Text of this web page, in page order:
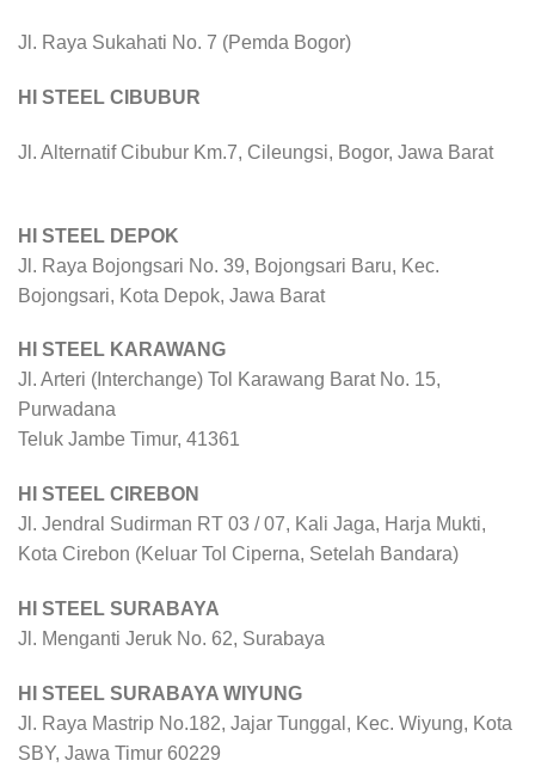
Jl. Raya Sukahati No. 7 (Pemda Bogor)
HI STEEL CIBUBUR
Jl. Alternatif Cibubur Km.7, Cileungsi, Bogor, Jawa Barat
HI STEEL DEPOK
Jl. Raya Bojongsari No. 39, Bojongsari Baru, Kec.
Bojongsari, Kota Depok, Jawa Barat
HI STEEL KARAWANG
Jl. Arteri (Interchange) Tol Karawang Barat No. 15,
Purwadana
Teluk Jambe Timur, 41361
HI STEEL CIREBON
Jl. Jendral Sudirman RT 03 / 07, Kali Jaga, Harja Mukti,
Kota Cirebon (Keluar Tol Ciperna, Setelah Bandara)
HI STEEL SURABAYA
Jl. Menganti Jeruk No. 62, Surabaya
HI STEEL SURABAYA WIYUNG
Jl. Raya Mastrip No.182, Jajar Tunggal, Kec. Wiyung, Kota
SBY, Jawa Timur 60229